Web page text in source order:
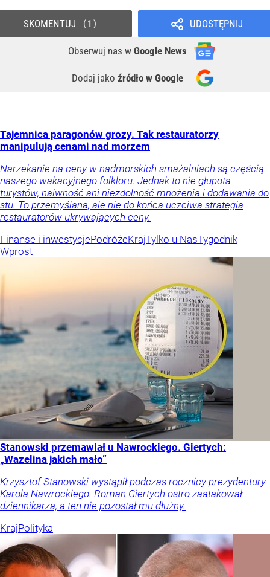
UDOSTĘPNIJ
Obserwuj nas w Google News
Dodaj jako źródło w Google
SKOMENTUJ 1
Tajemnica paragonów grozy. Tak restauratorzy
manipulują cenami nad morzem
Narzekanie na ceny w nadmorskich smażalniach są częścią
naszego wakacyjnego folkloru. Jednak to nie głupota
turystów, naiwność ani niezdolność mnożenia i dodawania do
stu. To przemyślana, ale nie do końca uczciwa strategia
restauratorów ukrywających ceny.
Finanse i inwestycjePodróżeKrajTylko u NasTygodnik
Wprost
Stanowski przemawiał u Nawrockiego. Giertych:
„Wazelina jakich mało”
Krzysztof Stanowski wystąpił podczas rocznicy prezydentury
Karola Nawrockiego. Roman Giertych ostro zaatakował
dziennikarza, a ten nie pozostał mu dłużny.
KrajPolityka